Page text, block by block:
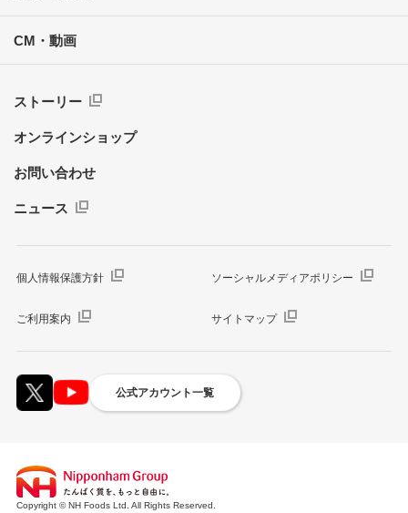
CM・動画
ストーリー
オンラインショップ
お問い合わせ
ニュース
個人情報保護方針 ソーシャルメディアポリシー
ご利用案内 サイトマップ
公式アカウント一覧
Copyright © NH Foods Ltd. All Rights Reserved.